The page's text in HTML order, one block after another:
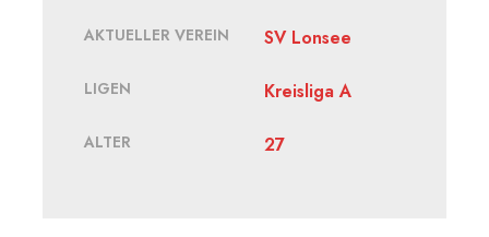
AKTUELLER VEREIN SV Lonsee
LIGEN Kreisliga A
ALTER 27